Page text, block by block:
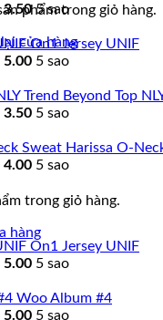
phẩm trong giỏ hàng.
cửa hàng
trong giỏ hàng.
hàng
3.505 sao
On1 Jersey UNIF
5.00 5 sao
Beyond Top
3.50 5 sao
Harissa O-
4.00 5 sao
On1 Jersey UNIF
5.00 5 sao
Woo Album #4
5.00 5 sao